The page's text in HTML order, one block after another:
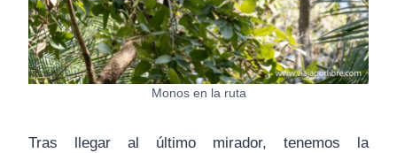
Monos en la ruta
Tras llegar al último mirador, tenemos la